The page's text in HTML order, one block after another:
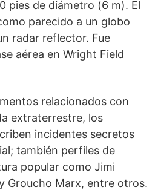
pies de diámetro (6 m). El
parecido a un globo
radar reflector. Fue
aérea en Wright Field
relacionados con
extraterrestre, los
incidentes secretos
también perfiles de
popular como Jimi
Groucho Marx, entre otros.